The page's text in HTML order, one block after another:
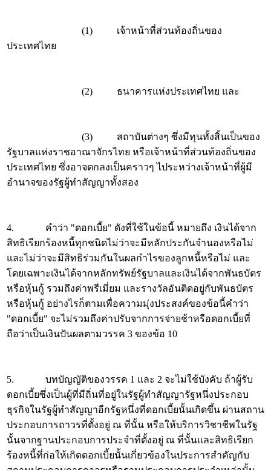
(1) เจ้าหน้าที่ส่วนท้องถิ่นของ
ประเทศไทย
(2) ธนาคารแห่งประเทศไทย และ
(3) สถาบันต่างๆ ซึ่งมีทุนทั้งสิ้นเป็นของ
รัฐบาลแห่งราชอาณาจักรไทย หรือเจ้าหน้าที่ส่วนท้องถิ่นของ
ประเทศไทย ซึ่งอาจตกลงเป็นคราวๆ ไประหว่างเจ้าหน้าที่ผู้มี
อำนาจของรัฐผู้ทำสัญญาทั้งสอง
4. คำว่า "ดอกเบี้ย" ดังที่ใช้ในข้อนี้ หมายถึง เงินได้จาก
สิทธิเรียกร้องหนี้ทุกชนิดไม่ว่าจะมีหลักประกันจำนองหรือไม่
และไม่ว่าจะมีสิทธิร่วมกันในผลกำไรของลูกหนี้หรือไม่ และ
โดยเฉพาะเงินได้จากหลักทรัพย์รัฐบาลและเงินได้จากพันธบัตร
หรือหุ้นกู้ รวมถึงค่าพรีเมี่ยม และรางวัลอันติดอยู่กับพันธบัตร
หรือหุ้นกู้ อย่างไรก็ตามเพื่อความมุ่งประสงค์ของข้อนี้คำว่า
"ดอกเบี้ย" จะไม่รวมถึงค่าปรับจากการจ่ายช้าหรือดอกเบี้ยที่
ถือว่าเป็นเงินปันผลตามวรรค 3 ของข้อ 10
5. บทบัญญัติของวรรค 1 และ 2 จะไม่ใช้บังคับ ถ้าผู้รับ
ดอกเบี้ยซึ่งเป็นผู้ที่มีถิ่นที่อยู่ในรัฐผู้ทำสัญญารัฐหนึ่งประกอบ
ธุรกิจในรัฐผู้ทำสัญญาอีกรัฐหนึ่งที่ดอกเบี้ยนั้นเกิดขึ้น ผ่านสถาน
ประกอบการถาวรที่ตั้งอยู่ ณ ที่นั้น หรือให้บริการวิชาชีพในรัฐ
นั้นจากฐานประกอบการประจำที่ตั้งอยู่ ณ ที่นั้นและสิทธิเรียก
ร้องหนี้ที่ก่อให้เกิดดอกเบี้ยนั้นเกี่ยวข้องในประการสำคัญกับ